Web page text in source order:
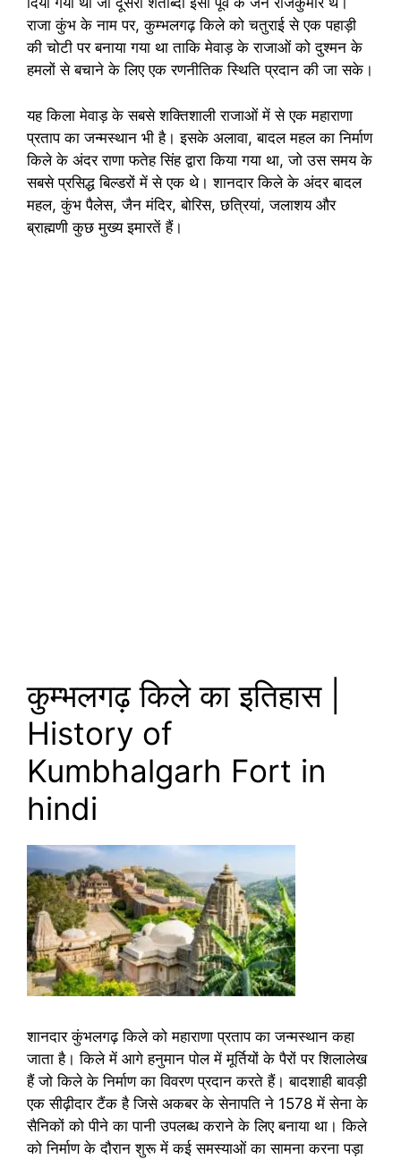
राजा कुंभ के नाम पर, कुम्भलगढ़ किले को चतुराई से एक पहाड़ी
की चोटी पर बनाया गया था ताकि मेवाड़ के राजाओं को दुश्मन के
हमलों से बचाने के लिए एक रणनीतिक स्थिति प्रदान की जा सके।
यह किला मेवाड़ के सबसे शक्तिशाली राजाओं में से एक महाराणा
प्रताप का जन्मस्थान भी है। इसके अलावा, बादल महल का निर्माण
किले के अंदर राणा फतेह सिंह द्वारा किया गया था, जो उस समय के
सबसे प्रसिद्ध बिल्डरों में से एक थे। शानदार किले के अंदर बादल
महल, कुंभ पैलेस, जैन मंदिर, बोरिस, छत्रियां, जलाशय और
ब्राह्मणी कुछ मुख्य इमारतें हैं।
कुम्भलगढ़ किले का इतिहास |
History of
Kumbhalgarh Fort in
hindi
शानदार कुंभलगढ़ किले को महाराणा प्रताप का जन्मस्थान कहा
जाता है। किले में आगे हनुमान पोल में मूर्तियों के पैरों पर शिलालेख
हैं जो किले के निर्माण का विवरण प्रदान करते हैं। बादशाही बावड़ी
एक सीढ़ीदार टैंक है जिसे अकबर के सेनापति ने 1578 में सेना के
सैनिकों को पीने का पानी उपलब्ध कराने के लिए बनाया था। किले
को निर्माण के दौरान शुरू में कई समस्याओं का सामना करना पड़ा